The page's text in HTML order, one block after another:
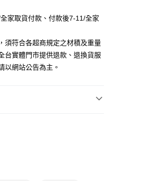
中國信託商業銀行
單成立後會自動跳轉到大哥付的交易
請依後續交易確認頁面所載為準。
易或遇審核未通過，訂單將自動取
家取貨付款、付款後7-11/全家
須符合各超商規定之材積及重量
台實體門市提供退款、退換貨服
以網站公告為主。